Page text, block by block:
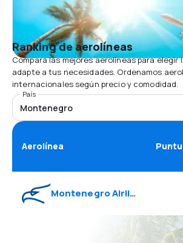
Ranking de aerolíneas
Compara las mejores aerolíneas para elegir
adapte a tus necesidades. Ordenamos
internacionales según precio y comodidad.
País
Montenegro
Aerolínea
Montenegro Airlines